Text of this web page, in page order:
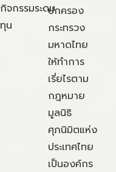
กิจกรรมระดม
ทุน
ปกครอง
กระทรวง
มหาดไทย
ให้ทำการ
เรี่ยไรตาม
กฎหมาย
มูลนิธิ
ศุภนิมิตแห่ง
ประเทศไทย
เป็นองค์กร